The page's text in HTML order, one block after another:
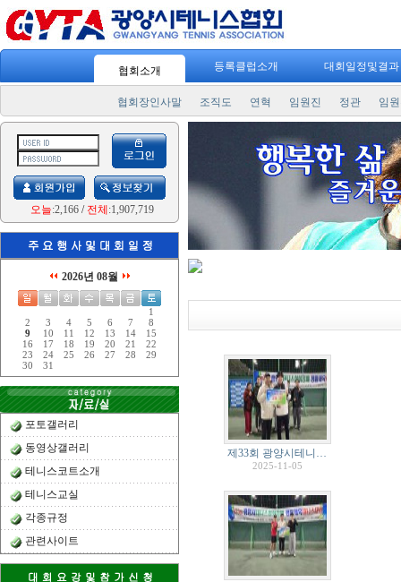
협회소개 등록클럽소개 대회일정및결
협회장인사말 조직도 연혁 임원진 정관 임
오늘:2,166/ 전체 :1,907,719
2026년 08월
1
2
3 4 5 6 7
8
9
10 11 12 13 14
15
16
17 18 19 20 21
22
23
24 25 26 27 28
29
30
31
포토갤러리
동영상갤러리
테니스코트소개
테니스교실
각종규정
관련사이트
제33회 광양시테니…
2025-11-05